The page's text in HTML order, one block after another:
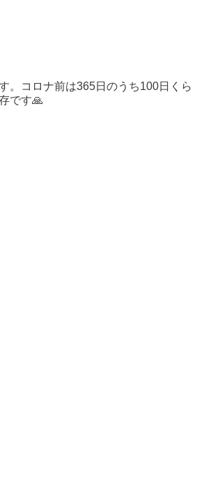
。コロナ前は365日のうち100日くら
です🙏